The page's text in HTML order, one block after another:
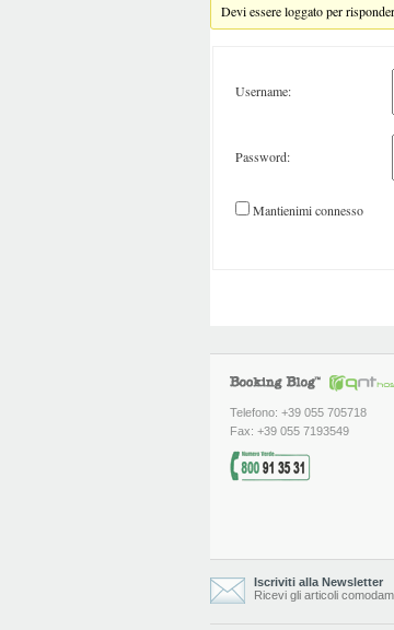
Devi essere loggato per
Username:
Password:
Mantienimi connesso
Telefono: +39 055 705718
Fax: +39 055 7193549
Iscriviti alla Newsletter
Ricevi gli articoli